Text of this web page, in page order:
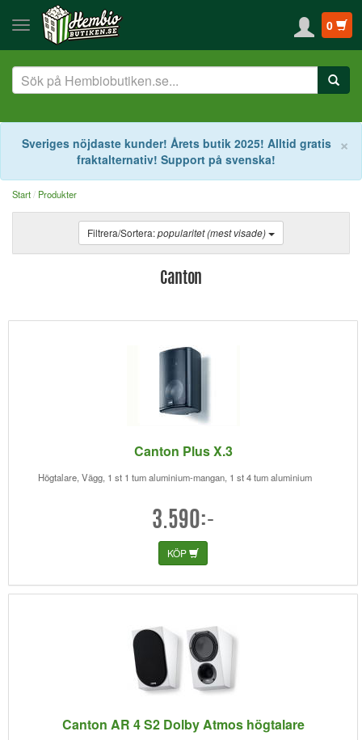
0
×
Sveriges nöjdaste kunder! Årets butik 2025! Alltid gratis
fraktalternativ! Support på svenska!
Start Produkter
Filtrera/Sortera:popularitet (mest visade)
Canton
Canton Plus X.3
Högtalare, Vägg, 1 st 1 tum aluminium-mangan, 1 st 4 tum aluminium
3.590:-
KÖP
Canton AR 4 S2 Dolby Atmos högtalare